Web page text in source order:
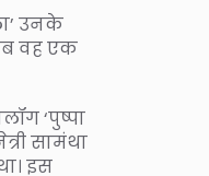
उनके
वह एक
‘पुष्पा
सामंथा
इस